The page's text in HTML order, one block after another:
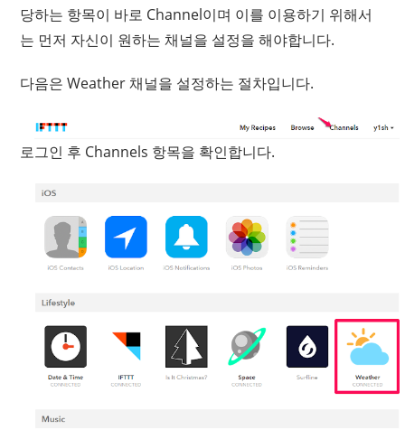
당하는 항목이 바로 Channel이며 이를 이용하기 위해서
는 먼저 자신이 원하는 채널을 설정을 해야합니다.
다음은 Weather 채널을 설정하는 절차입니다.
로그인 후 Channels 항목을 확인합니다.